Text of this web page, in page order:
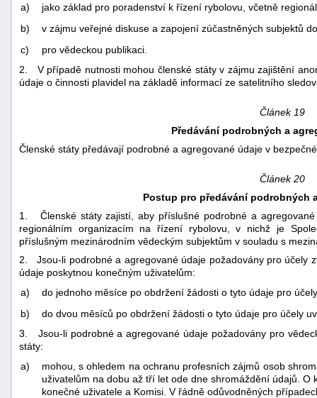
a)
jako základ pro poradenství k řízení rybolovu, včetně
b)
v zájmu veřejné diskuse a zapojení zúčastněných subjektů
c)
pro vědeckou publikaci.
2. V případě nutnosti mohou členské státy v zájmu zajištění
údaje o činnosti plavidel na základě informací ze satelitního
Článek 19
Předávání podrobných a
Členské státy předávají podrobné a agregované údaje v
Článek 20
Postup pro předávání podrobných
1. Členské státy zajistí, aby příslušné podrobné a
regionálním organizacím na řízení rybolovu, v nichž je
příslušným mezinárodním vědeckým subjektům v souladu s
2. Jsou-li podrobné a agregované údaje požadovány pro účely
údaje poskytnou konečným uživatelům:
a)
do jednoho měsíce po obdržení žádosti o tyto údaje pro
b)
do dvou měsíců po obdržení žádosti o tyto údaje pro účely
3. Jsou-li podrobné a agregované údaje požadovány pro
státy:
a)
mohou, s ohledem na ochranu profesních zájmů osob
uživatelům na dobu až tří let ode dne shromáždění údajů.
konečné uživatele a Komisi. V řádně odůvodněných